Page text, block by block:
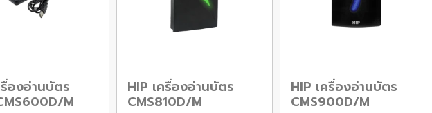
องอ่านบัตร
M
HIP เครื่องอ่านบัตร
CMS810D/M
HIP เครื่องอ่านบัตร
CMS900D/M